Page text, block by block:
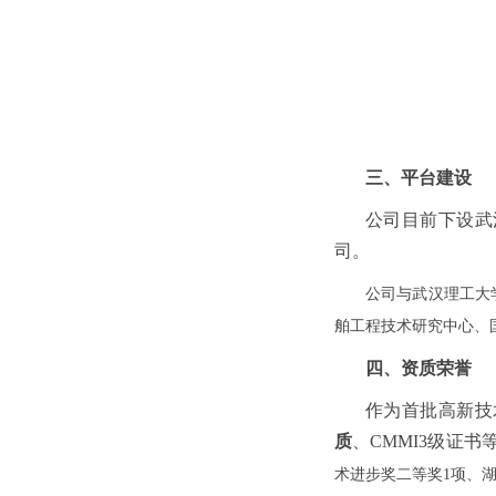
三、平台建设
公司目前下设
司。
公司与武汉理工大
舶工程技术研究中心、
四、资质荣誉
作为首批高新
质 、CMMI3级证书
术进步奖二等奖1项、